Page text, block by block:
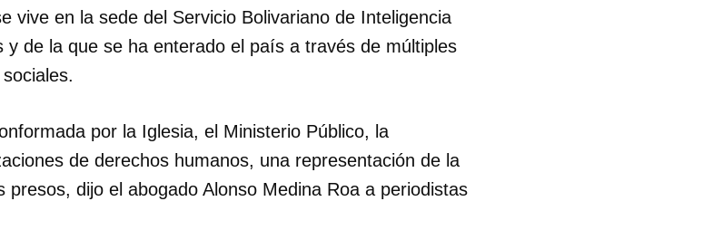
vive en la sede del Servicio Bolivariano de Inteligencia
y de la que se ha enterado el país a través de múltiples
por la Iglesia, el Ministerio Público, la
de derechos humanos, una representación de la
dijo el abogado Alonso Medina Roa a periodistas